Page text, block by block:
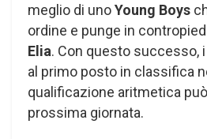
meglio di unoYoung Boys
ordine e punge in
Elia. Con questo successo, i
al primo posto in classifica
qualificazione aritmetica
prossima giornata.